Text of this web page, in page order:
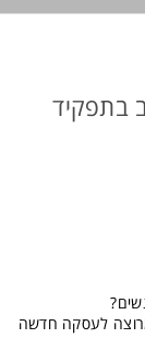
>
בתפקיד
לעסקה חדשה